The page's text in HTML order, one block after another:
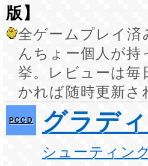
版】
全ゲームプレイ
んちょー個人が
挙。レビューは
かれば随時更新さ
PCCD グラデ
シューティン